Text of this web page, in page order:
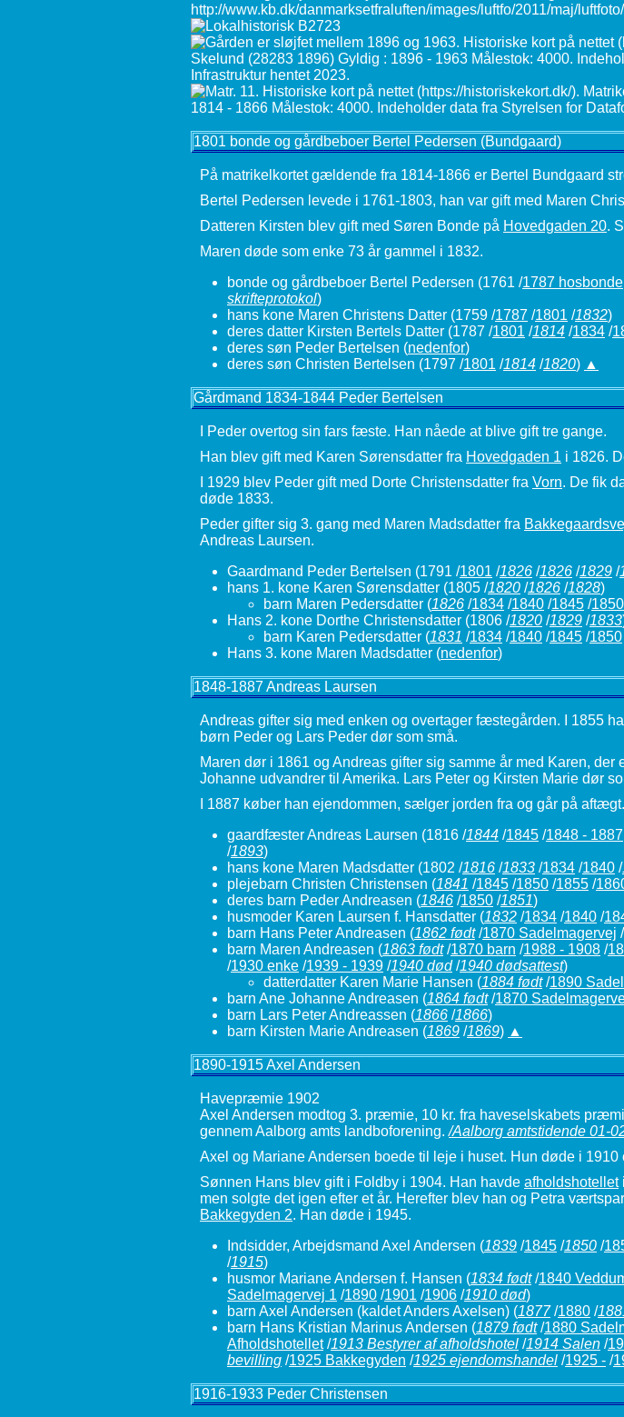
1801 bonde og gårdbeboer Bertel Pedersen (Bundgaard)
På matrikelkortet gældende fra 1814-1866 er Bertel Bundgaard
Bertel Pedersen levede i 1761-1803, han var gift med Maren
Datteren Kirsten blev gift med Søren Bonde på Hovedgaden 20.
Maren døde som enke 73 år gammel i 1832.
bonde og gårdbeboer Bertel Pedersen (1761 /1787 hosbonde
skrifteprotokol)
hans kone Maren Christens Datter (1759 /1787 /1801 /1832)
deres datter Kirsten Bertels Datter (1787 /1801 /1814 /1834 /
deres søn Peder Bertelsen (nedenfor)
deres søn Christen Bertelsen (1797 /1801 /1814 /1820) ▲
Gårdmand 1834-1844 Peder Bertelsen
I Peder overtog sin fars fæste. Han nåede at blive gift tre gange.
Han blev gift med Karen Sørensdatter fra Hovedgaden 1 i 1826.
I 1929 blev Peder gift med Dorte Christensdatter fra Vorn. De fik
døde 1833.
Peder gifter sig 3. gang med Maren Madsdatter fra
Andreas Laursen.
Gaardmand Peder Bertelsen (1791 /1801 /1826 /1826 /1829 /
hans 1. kone Karen Sørensdatter (1805 /1820 /1826 /1828)
barn Maren Pedersdatter (1826 /1834 /1840 /1845 /1850
Hans 2. kone Dorthe Christensdatter (1806 /1820 /1829 /1833
barn Karen Pedersdatter (1831 /1834 /1840 /1845 /1850
Hans 3. kone Maren Madsdatter (nedenfor)
1848-1887 Andreas Laursen
Andreas gifter sig med enken og overtager fæstegården. I 1855
børn Peder og Lars Peder dør som små.
Maren dør i 1861 og Andreas gifter sig samme år med Karen,
Johanne udvandrer til Amerika. Lars Peter og Kirsten Marie dør
I 1887 køber han ejendommen, sælger jorden fra og går på
gaardfæster Andreas Laursen (1816 /1844 /1845 /1848 - 1887
/1893)
hans kone Maren Madsdatter (1802 /1816 /1833 /1834 /1840 /
plejebarn Christen Christensen (1841 /1845 /1850 /1855 /
deres barn Peder Andreasen (1846 /1850 /1851)
husmoder Karen Laursen f. Hansdatter (1832 /1834 /1840 /
barn Hans Peter Andreasen (1862 født/1870 Sadelmagervej /
barn Maren Andreasen (1863 født/1870 barn /1988 - 1908 /
/1930 enke /1939 - 1939 /1940 død/1940 dødsattest)
datterdatter Karen Marie Hansen (1884 født/1890
barn Ane Johanne Andreasen (1864 født/1870
barn Lars Peter Andreassen (1866 /1866)
barn Kirsten Marie Andreasen (1869 /1869) ▲
1890-1915 Axel Andersen
Havepræmie 1902
Axel Andersen modtog 3. præmie, 10 kr. fra haveselskabets
gennem Aalborg amts landboforening./Aalborg amtstidende 01-
Axel og Mariane Andersen boede til leje i huset. Hun døde i
Sønnen Hans blev gift i Foldby i 1904. Han havde afholdshotellet
men solgte det igen efter et år. Herefter blev han og Petra
Bakkegyden 2. Han døde i 1945.
Indsidder, Arbejdsmand Axel Andersen (1839 /1845 /1850 /
/1915)
husmor Mariane Andersen f. Hansen (1834 født/1840
Sadelmagervej 1 /1890 /1901 /1906 /1910 død)
barn Axel Andersen (kaldet Anders Axelsen) (1877/1880 /
barn Hans Kristian Marinus Andersen (1879 født/1880
Afholdshotellet/1913 Bestyrer af afholdshotel /1914 Salen /
bevilling /1925 Bakkegyden /1925 ejendomshandel /1925 - /
1916-1933 Peder Christensen